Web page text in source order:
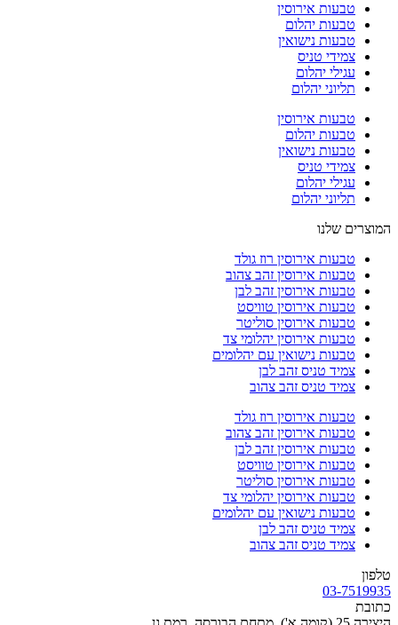
טבעות אירוסין
טבעות יהלום
טבעות נישואין
צמידי טניס
עגילי יהלום
תליוני יהלום
טבעות אירוסין
טבעות יהלום
טבעות נישואין
צמידי טניס
עגילי יהלום
תליוני יהלום
המוצרים שלנו
טבעות אירוסין רוז גולד
טבעות אירוסין זהב צהוב
טבעות אירוסין זהב לבן
טבעות אירוסין טוויסט
טבעות אירוסין סוליטר
טבעות אירוסין יהלומי צד
טבעות נישואין עם יהלומים
צמיד טניס זהב לבן
צמיד טניס זהב צהוב
טבעות אירוסין רוז גולד
טבעות אירוסין זהב צהוב
טבעות אירוסין זהב לבן
טבעות אירוסין טוויסט
טבעות אירוסין סוליטר
טבעות אירוסין יהלומי צד
טבעות נישואין עם יהלומים
צמיד טניס זהב לבן
צמיד טניס זהב צהוב
טלפון
03-7519935
כתובת